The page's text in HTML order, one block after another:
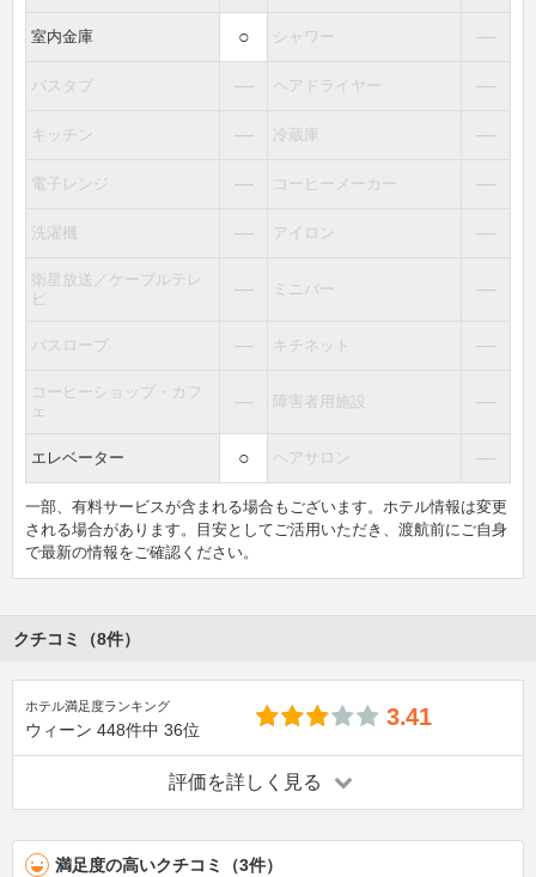
室内金庫 ○ シャワー ―
バスタブ ― ヘアドライヤー ―
キッチン ― 冷蔵庫 ―
電子レンジ ― コーヒーメーカー ―
洗濯機 ― アイロン ―
衛星放送／ケーブルテレ
ビ
― ミニバー ―
バスローブ ― キチネット ―
コーヒーショップ・カフ
ェ
― 障害者用施設 ―
エレベーター ○ ヘアサロン ―
一部、有料サービスが含まれる場合もございます。ホテル情報は変更
される場合があります。目安としてご活用いただき、渡航前にご自身
で最新の情報をご確認ください。
クチコミ（8件）
ホテル満足度ランキング
ウィーン 448件中 36位 3.41
評価を詳しく見る
満足度の高いクチコミ（3件）